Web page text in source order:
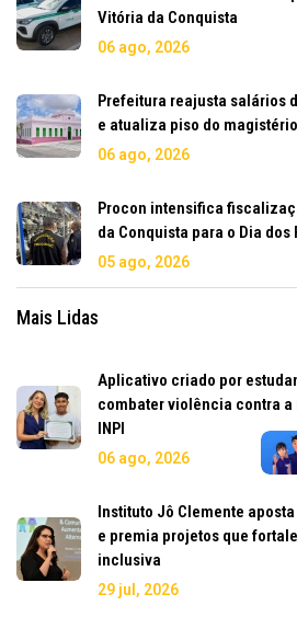
Vitória da Conquista
06 ago, 2026
Prefeitura reajusta salários
e atualiza piso do
06 ago, 2026
Procon intensifica
da Conquista para o Dia dos
05 ago, 2026
Mais Lidas
Aplicativo criado por
combater violência contra
INPI
06 ago, 2026
Instituto Jô Clemente
e premia projetos que
inclusiva
29 jul, 2026